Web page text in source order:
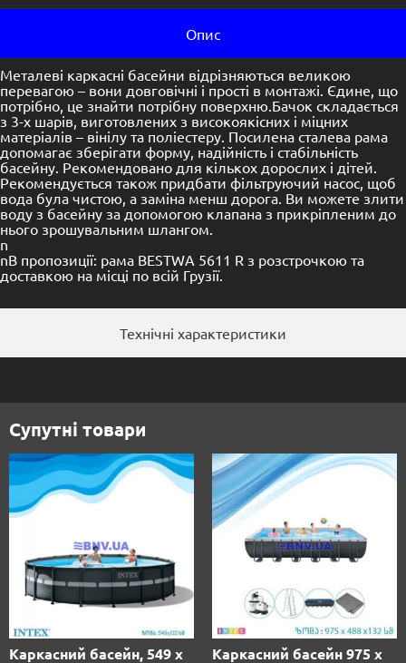
Опис
Технічні характеристики
Металеві каркасні басейни відрізняються великою
перевагою – вони довговічні і прості в монтажі. Єдине, що
потрібно, це знайти потрібну поверхню.Бачок складається
з 3-х шарів, виготовлених з високоякісних і міцних
матеріалів – вінілу та поліестеру. Посилена сталева рама
допомагає зберігати форму, надійність і стабільність
басейну. Рекомендовано для кількох дорослих і дітей.
Рекомендується також придбати фільтруючий насос, щоб
вода була чистою, а заміна менш дорога. Ви можете злити
воду з басейну за допомогою клапана з прикріпленим до
нього зрошувальним шлангом.
n
nВ пропозиції: рама BESTWA 5611 R з розстрочкою та
доставкою на місці по всій Грузії.
Супутні товари
Каркасний басейн, 549 х
Каркасний басейн 975 х